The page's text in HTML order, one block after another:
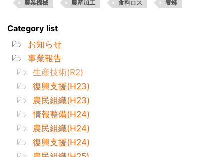
農業機械 農産加工 食料ロス 養蜂
Category list
お知らせ
事業報告
生産技術(R2)
復興支援(H23)
農民組織(H23)
情報整備(H24)
農民組織(H24)
復興支援(H24)